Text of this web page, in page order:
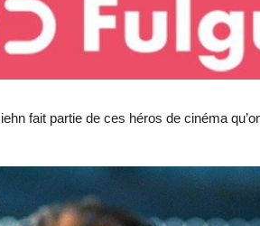
fait partie de ces héros de cinéma